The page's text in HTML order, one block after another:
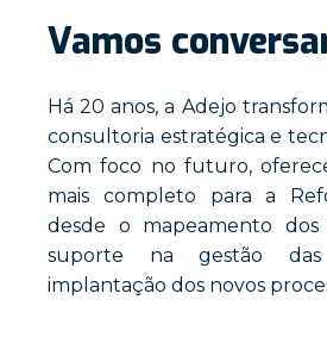
Vamos
Há 20 anos, a Adejo
consultoria estratégica e
Com foco no futuro,
mais completo para a
desde o mapeamento
suporte na gestão
implantação dos novos